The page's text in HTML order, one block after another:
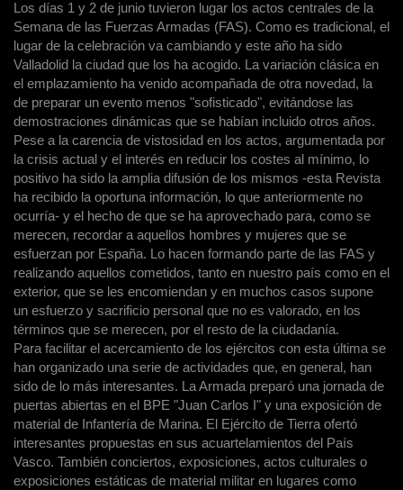
combate de Elite Bags
- Curso de Protección
Licencia SIA -
"UNVEX" 2012.
España muestra sus
capacidades en
sistemas autónomos -
United States Army
Quartermaster
Museum - "El Mundo
de las Armas".
INCLUYE CATÁLOGO
DE 16 PÁGINAS DE
ROPA, EQUIPO,
ARMAS,
ACCESORIOS, AIRE
LIBRE Y
CUCHILLERÍA.
Los días 1 y 2 de junio tuvieron lugar los actos centrales de la
Semana de las Fuerzas Armadas (FAS). Como es tradicional, el
lugar de la celebración va cambiando y este año ha sido
Valladolid la ciudad que los ha acogido. La variación clásica en
el emplazamiento ha venido acompañada de otra novedad, la
de preparar un evento menos "sofisticado", evitándose las
demostraciones dinámicas que se habían incluido otros años.
Pese a la carencia de vistosidad en los actos, argumentada por
la crisis actual y el interés en reducir los costes al mínimo, lo
positivo ha sido la amplia difusión de los mismos -esta Revista
ha recibido la oportuna información, lo que anteriormente no
ocurría- y el hecho de que se ha aprovechado para, como se
merecen, recordar a aquellos hombres y mujeres que se
esfuerzan por España. Lo hacen formando parte de las FAS y
realizando aquellos cometidos, tanto en nuestro país como en el
exterior, que se les encomiendan y en muchos casos supone
un esfuerzo y sacrificio personal que no es valorado, en los
términos que se merecen, por el resto de la ciudadanía.
Para facilitar el acercamiento de los ejércitos con esta última se
han organizado una serie de actividades que, en general, han
sido de lo más interesantes. La Armada preparó una jornada de
puertas abiertas en el BPE "Juan Carlos I" y una exposición de
material de Infantería de Marina. El Ejército de Tierra ofertó
interesantes propuestas en sus acuartelamientos del País
Vasco. También conciertos, exposiciones, actos culturales o
exposiciones estáticas de material militar en lugares como